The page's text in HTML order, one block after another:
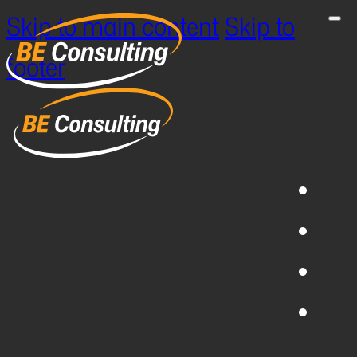
Skip to main content Skip to
footer